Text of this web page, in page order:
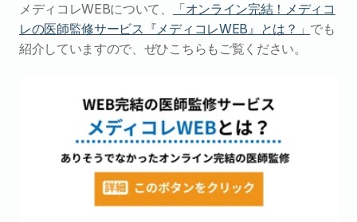
メディコレWEBについて、
「オンライン完結！メディコ
レの医師監修サービス『メディコレWEB』とは？」 でも
紹介していますので、ぜひこちらもご覧ください。